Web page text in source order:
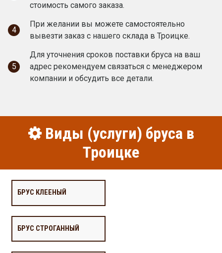
стоимость самого заказа.
4
При желании вы можете самостоятельно
вывезти заказ с нашего склада в Троицке.
5
Для уточнения сроков поставки бруса на ваш
адрес рекомендуем связаться с менеджером
компании и обсудить все детали.
Виды (услуги) бруса в
Троицке
БРУС КЛЕЕНЫЙ
БРУС СТРОГАННЫЙ